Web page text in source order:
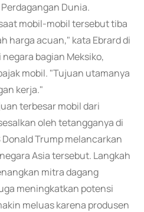
Dunia.
mobil-mobil tersebut tiba
harga acuan," kata Ebrard di
bagian Meksiko,
mobil. "Tujuan utamanya
kerja."
terbesar mobil dari
oleh tetangganya di
Trump melancarkan
Asia tersebut. Langkah
mitra dagang
meningkatkan potensi
meluas karena produsen